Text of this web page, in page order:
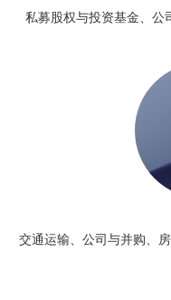
私募股权与投资基金、公
交通运输、公司与并购、